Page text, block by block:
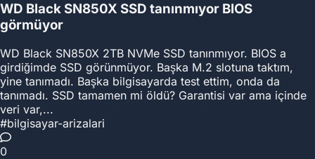
WD Black SN850X SSD tanınmıyor BIOS
görmüyor
WD Black SN850X 2TB NVMe SSD tanınmıyor. BIOS a
girdiğimde SSD görünmüyor. Başka M.2 slotuna taktım,
yine tanımadı. Başka bilgisayarda test ettim, onda da
tanımadı. SSD tamamen mi öldü? Garantisi var ama içinde
veri var,...
#bilgisayar-arizalari
0